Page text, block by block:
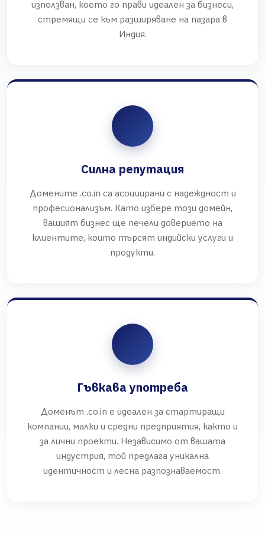
използван, което го прави идеален за бизнеси,
стремящи се към разширяване на пазара в
Индия.
Силна репутация
Домените .co.in са асоциирани с надеждност и
професионализъм. Като избере този домейн,
вашият бизнес ще печели доверието на
клиентите, които търсят индийски услуги и
продукти.
Гъвкава употреба
Доменът .co.in е идеален за стартиращи
компании, малки и средни предприятия, както и
за лични проекти. Независимо от вашата
индустрия, той предлага уникална
идентичност и лесна разпознаваемост.